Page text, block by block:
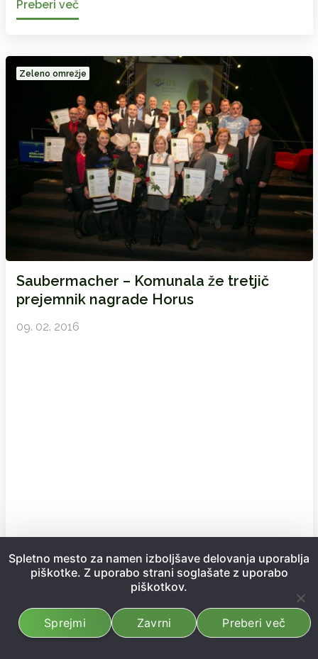
Preberi več
Zeleno omrežje
Saubermacher – Komunala že tretjič
prejemnik nagrade Horus
09. 02. 2016
Spletno mesto za namen izboljšave delovanja uporablja
piškotke. Z uporabo strani soglašate z uporabo
piškotkov.
Sprejmi Zavrni Preberi več